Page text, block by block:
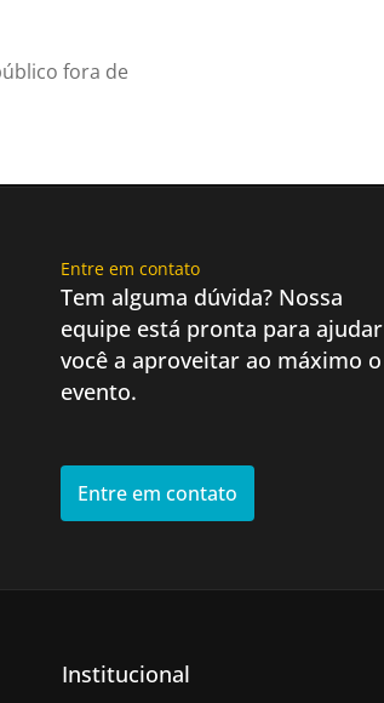
fora de
Entre em contato
Tem alguma dúvida? Nossa
equipe está pronta para ajudar
você a aproveitar ao máximo o
evento.
Entre em contato
Institucional